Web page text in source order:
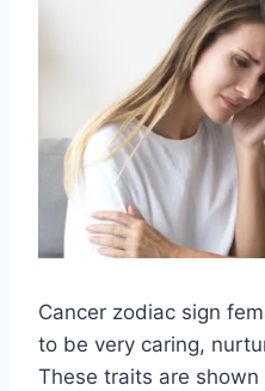
Cancer zodiac sign
to be very caring,
These traits are